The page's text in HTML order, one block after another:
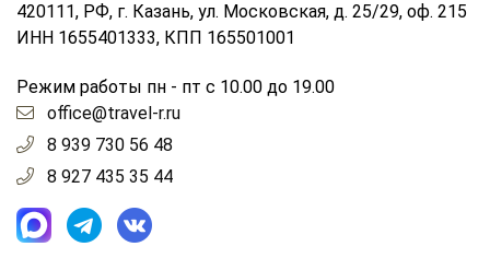
420111, РФ, г. Казань, ул. Московская, д. 25/29, оф. 215
ИНН 1655401333, КПП 165501001
Режим работы пн - пт с 10.00 до 19.00
office@travel-r.ru
8 939 730 56 48
8 927 435 35 44